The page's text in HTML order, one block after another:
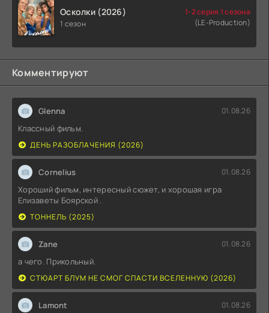
Осколки (2026)
1 сезон
1-2 серия 1 сезона
(LE-Production)
Комментируют
Glenna 01.08.26
Классный фильм.
ДЕНЬ РАЗОБЛАЧЕНИЯ (2026)
Cornelius 01.08.26
Хороший фильм, интересный сюжет, и хорошая игра
Елизаветы Боярской .
ТОННЕЛЬ (2025)
Zane 01.08.26
а чего. Прикольный.
СТЮАРТ БЛУМ НЕ СМОГ СПАСТИ ВСЕЛЕННУЮ (2026)
Lamont 01.08.26